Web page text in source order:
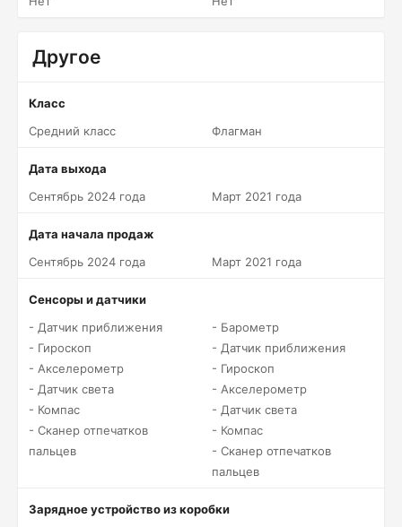
Другое
Класс
Средний класс
Флагман
Дата выхода
Сентябрь 2024 года
Март 2021 года
Дата начала продаж
Сентябрь 2024 года
Март 2021 года
Сенсоры и датчики
- Датчик приближения
- Гироскоп
- Акселерометр
- Датчик света
- Компас
- Сканер отпечатков
пальцев
- Барометр
- Датчик приближения
- Гироскоп
- Акселерометр
- Датчик света
- Компас
- Сканер отпечатков
пальцев
Зарядное устройство из коробки